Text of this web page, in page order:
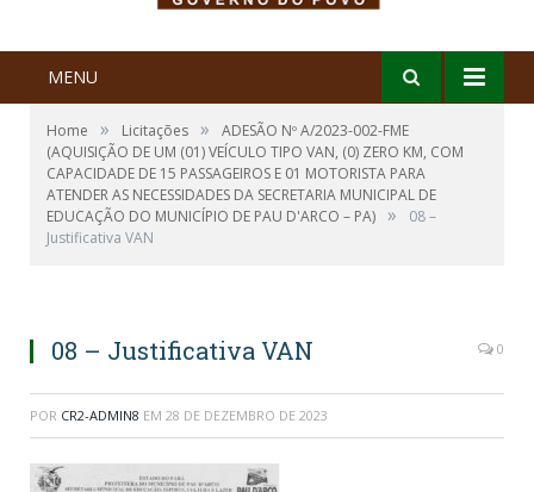
MENU
Home » Licitações »
ADESÃO Nº A/2023-002-FME
(AQUISIÇÃO DE UM (01) VEÍCULO TIPO VAN, (0) ZERO KM, COM
CAPACIDADE DE 15 PASSAGEIROS E 01 MOTORISTA PARA
ATENDER AS NECESSIDADES DA SECRETARIA MUNICIPAL DE
EDUCAÇÃO DO MUNICÍPIO DE PAU D'ARCO – PA) »
08 –
Justificativa VAN
08 – Justificativa VAN 0
POR CR2-ADMIN8 EM 28 DE DEZEMBRO DE 2023